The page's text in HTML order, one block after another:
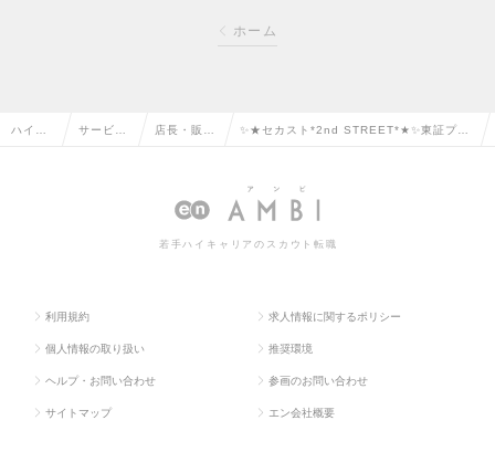
ホーム
ハイク サービ 店長・販
理の転職
✨★セカスト*2nd STREET*★✨東証プラ
休120日～》の求人情報
若手ハイキャリアのスカウト転職
利用規約 求人情報に関するポリシー
個人情報の取り扱い 推奨環境
ヘルプ・お問い合わせ 参画のお問い合わせ
サイトマップ エン会社概要